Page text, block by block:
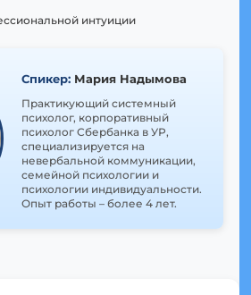
интуиции
Спикер: Мария Надымова
Практикующий системный
психолог, корпоративный
психолог Сбербанка в УР,
специализируется на
невербальной коммуникации,
семейной психологии и
психологии индивидуальности.
Опыт работы – более 4 лет.